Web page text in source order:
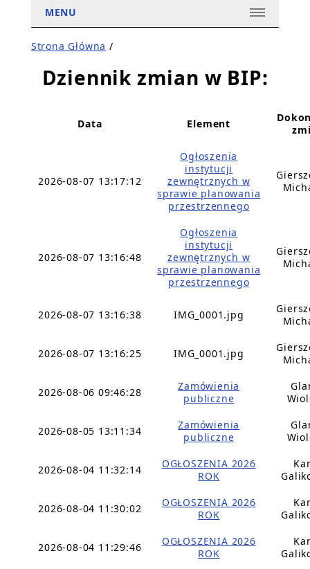
MENU
Strona Główna /
Dziennik zmian w BIP:
Data Element
2026-08-07 13:17:12
Ogłoszenia
instytucji
zewnętrznych w
sprawie planowania
przestrzennego
2026-08-07 13:16:48
Ogłoszenia
instytucji
zewnętrznych w
sprawie planowania
przestrzennego
2026-08-07 13:16:38 IMG_0001.jpg
2026-08-07 13:16:25 IMG_0001.jpg
2026-08-06 09:46:28
Zamówienia
publiczne
2026-08-05 13:11:34
Zamówienia
publiczne
2026-08-04 11:32:14
OGŁOSZENIA 2026
ROK
2026-08-04 11:30:02
OGŁOSZENIA 2026
ROK
2026-08-04 11:29:46
OGŁOSZENIA 2026
ROK